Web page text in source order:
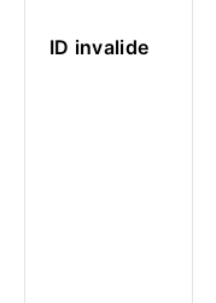
ID invalide